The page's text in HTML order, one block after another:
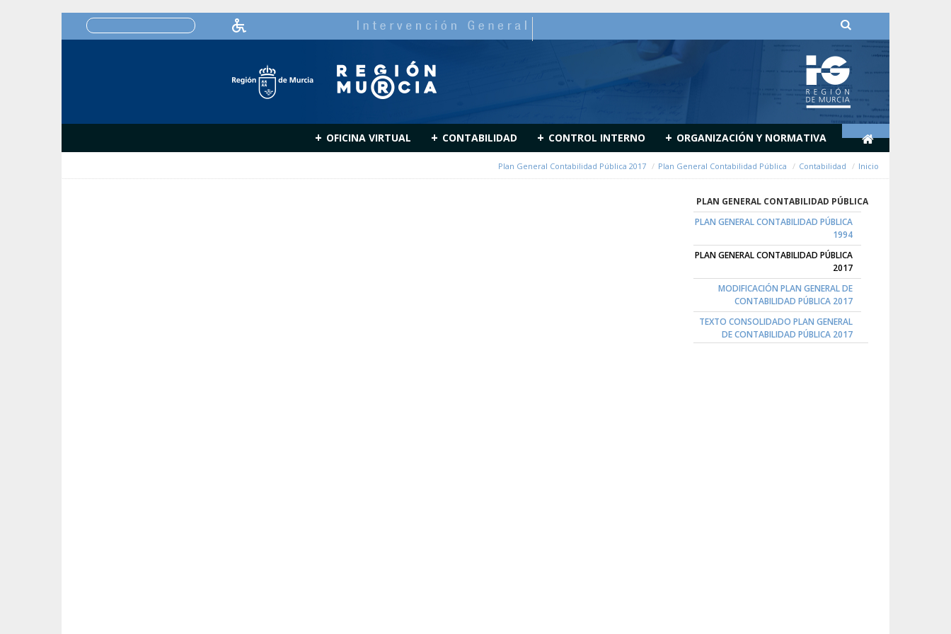
ORGANIZACIÓN Y NORMATIVA
+
CONTROL INTERNO
+
CONTABILIDAD
+
OFICINA VIRTUAL
+
Inicio
Contabilidad
Plan General Contabilidad Pública
Plan General Contabilidad Pública 2017
PLAN GENERAL CONTABILIDAD PÚBLICA
PLAN GENERAL CONTABILIDAD PÚBLICA
1994
PLAN GENERAL CONTABILIDAD PÚBLICA
2017
MODIFICACIÓN PLAN GENERAL DE
CONTABILIDAD PÚBLICA 2017
TEXTO CONSOLIDADO PLAN GENERAL
DE CONTABILIDAD PÚBLICA 2017